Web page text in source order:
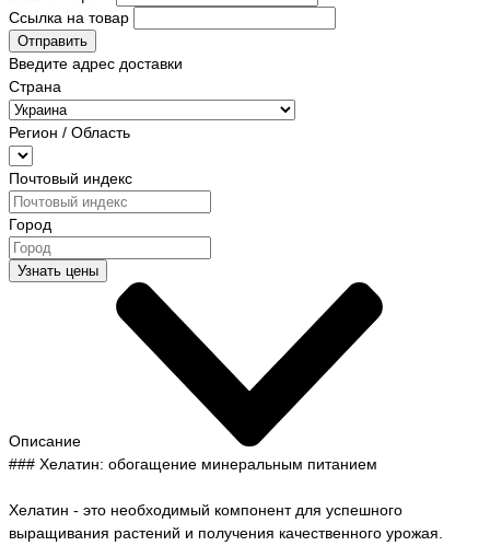
Ссылка на товар
Отправить
Введите адрес доставки
Страна
Регион / Область
Почтовый индекс
Город
Узнать цены
Описание
### Хелатин: обогащение минеральным питанием
Хелатин - это необходимый компонент для успешного
выращивания растений и получения качественного урожая.